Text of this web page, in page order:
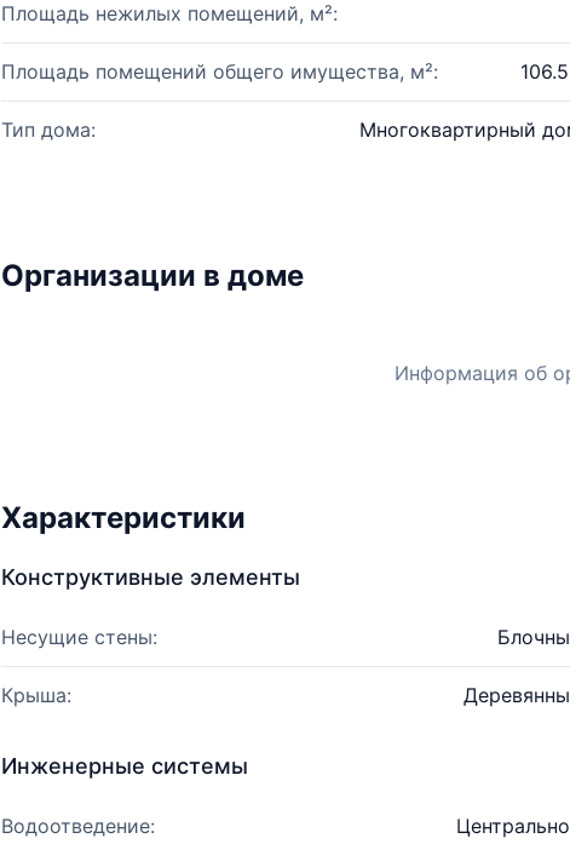
Площадь нежилых помещений, м²:
Площадь помещений общего имущества, м²:
Тип дома: Многоквартирный
Организации в доме
Информация об
Характеристики
Конструктивные элементы
Несущие стены:
Крыша:
Инженерные системы
Водоотведение: